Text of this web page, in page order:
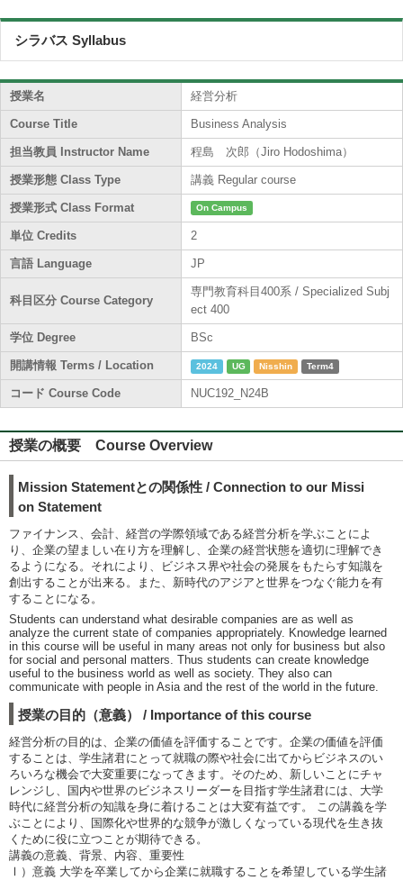
シラバス Syllabus
授業名 経営分析
Course Title Business Analysis
担当教員 Instructor Name 程島 次郎（Jiro Hodoshima）
授業形態 Class Type 講義 Regular course
授業形式 Class Format On Campus
単位 Credits 2
言語 Language JP
科目区分 Course Category
専門教育科目400系 / Specialized Subj
ect 400
学位 Degree BSc
開講情報 Terms / Location 2024 UG Nisshin Term4
コード Course Code NUC192_N24B
授業の概要 Course Overview
Mission Statementとの関係性 / Connection to our Missi
on Statement
ファイナンス、会計、経営の学際領域である経営分析を学ぶことによ
り、企業の望ましい在り方を理解し、企業の経営状態を適切に理解でき
るようになる。それにより、ビジネス界や社会の発展をもたらす知識を
創出することが出来る。また、新時代のアジアと世界をつなぐ能力を有
することになる。
Students can understand what desirable companies are as well as
analyze the current state of companies appropriately. Knowledge learned
in this course will be useful in many areas not only for business but also
for social and personal matters. Thus students can create knowledge
useful to the business world as well as society. They also can
communicate with people in Asia and the rest of the world in the future.
授業の目的（意義） / Importance of this course
経営分析の目的は、企業の価値を評価することです。企業の価値を評価
することは、学生諸君にとって就職の際や社会に出てからビジネスのい
ろいろな機会で大変重要になってきます。そのため、新しいことにチャ
レンジし、国内や世界のビジネスリーダーを目指す学生諸君には、大学
時代に経営分析の知識を身に着けることは大変有益です。 この講義を学
ぶことにより、国際化や世界的な競争が激しくなっている現代を生き抜
くために役に立つことが期待できる。
講義の意義、背景、内容、重要性
Ⅰ）意義 大学を卒業してから企業に就職することを希望している学生諸